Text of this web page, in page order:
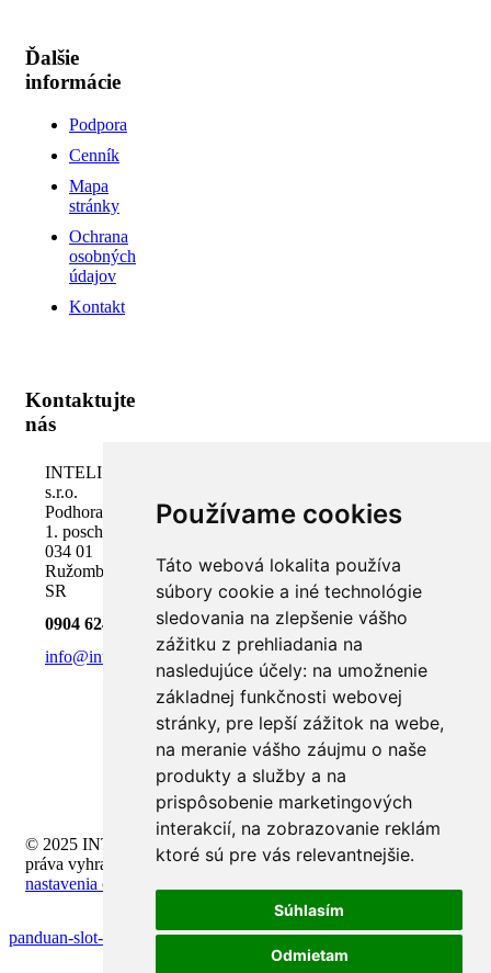
Používame cookies
Táto webová lokalita používa
súbory cookie a iné technológie
sledovania na zlepšenie vášho
zážitku z prehliadania na
nasledujúce účely: na umožnenie
základnej funkčnosti webovej
stránky, pre lepší zážitok na webe,
na meranie vášho záujmu o naše
produkty a služby a na
prispôsobenie marketingových
interakcií, na zobrazovanie reklám
ktoré sú pre vás relevantnejšie.
Súhlasím
Odmietam
Ďalšie
informácie
Podpora
Cenník
Mapa
stránky
Ochrana
osobných
údajov
Kontakt
Kontaktujte
nás
INTELI.SK,
s.r.o.
Podhora 18,
1. poschodie
034 01
Ružomberok,
SR
0904 624 918
info@inteli.sk
© 2025 INTELI.SK, s.r.o., všetky
práva vyhradené -
upraviť
nastavenia cookies
panduan-slot-payline-dan-fitur